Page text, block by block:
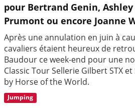
pour Bertrand Genin,
Prumont ou encore Joanne
Après une annulation en juin à
cavaliers étaient heureux de
Baudour ce week-end pour une
Classic Tour Sellerie Gilbert STX
by Horse of the World.
Jumping